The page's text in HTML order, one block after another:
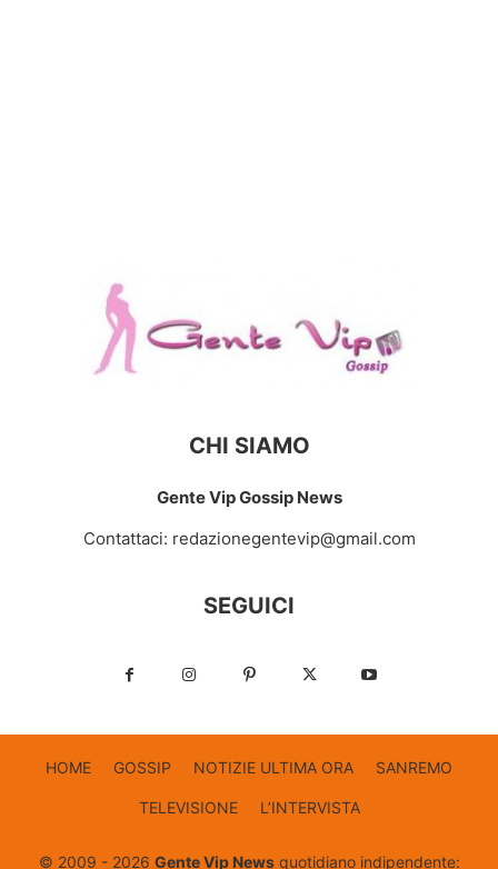
CHI SIAMO
Gente Vip Gossip News
Contattaci: redazionegentevip@gmail.com
SEGUICI
HOME GOSSIP NOTIZIE ULTIMA ORA SANREMO
TELEVISIONE L’INTERVISTA
© 2009 - 2026 Gente Vip Newsquotidiano indipendente: